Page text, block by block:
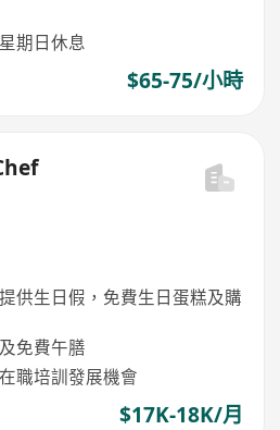
期日休息
$65-75/小時
供生日假，免費生日蛋糕及購
免費午膳
職培訓發展機會
$17K-18K/月